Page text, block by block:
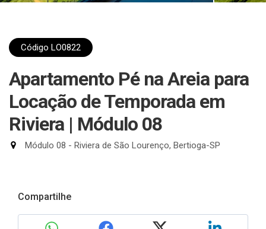
Código LO0822
Apartamento Pé na Areia para
Locação de Temporada em
Riviera | Módulo 08
Módulo 08 - Riviera de São Lourenço, Bertioga-SP
Compartilhe